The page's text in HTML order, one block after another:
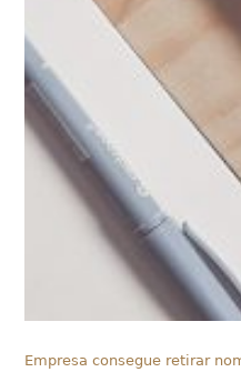
Empresa consegue retirar